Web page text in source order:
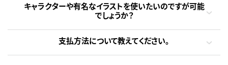
キャラクターや有名なイラストを使いたいのですが可能
でしょうか？
支払方法について教えてください。